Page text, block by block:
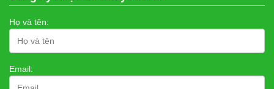
Họ và tên:
Email: